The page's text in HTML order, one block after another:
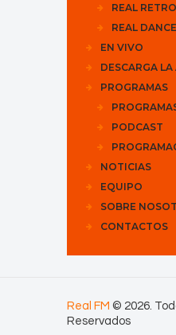
REAL RETRO
REAL DANCE
EN VIVO
DESCARGA LA
PROGRAMAS
PODCAST
NOTICIAS
EQUIPO
SOBRE
CONTACTOS
Real FM © 2026.
Reservados